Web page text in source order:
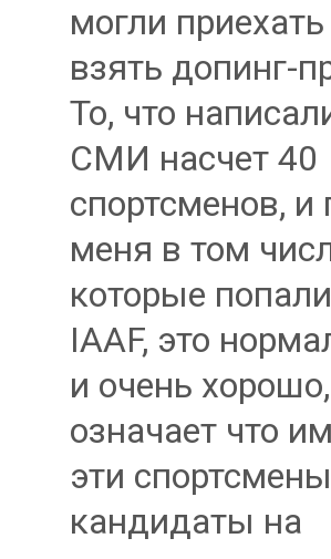
могли
взять допинг-
То, что
СМИ насчет 40
спортсменов, и
меня в том
которые
IAAF, это
и очень
означает что
эти
кандидаты на